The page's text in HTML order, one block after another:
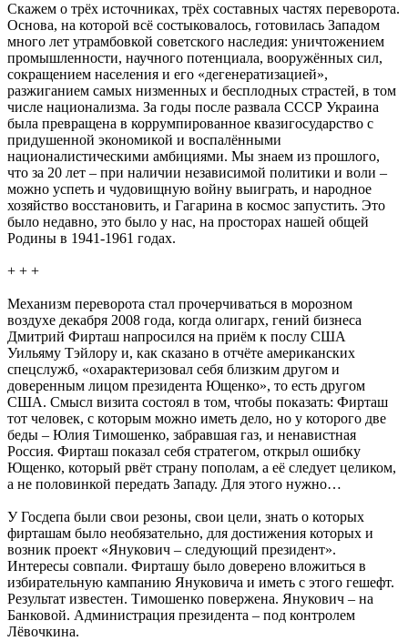
Скажем о трёх источниках, трёх составных частях переворота.
Основа, на которой всё состыковалось, готовилась Западом
много лет утрамбовкой советского наследия: уничтожением
промышленности, научного потенциала, вооружённых сил,
сокращением населения и его «дегенератизацией»,
разжиганием самых низменных и бесплодных страстей, в том
числе национализма. За годы после развала СССР Украина
была превращена в коррумпированное квазигосударство с
придушенной экономикой и воспалёнными
националистическими амбициями. Мы знаем из прошлого,
что за 20 лет – при наличии независимой политики и воли –
можно успеть и чудовищную войну выиграть, и народное
хозяйство восстановить, и Гагарина в космос запустить. Это
было недавно, это было у нас, на просторах нашей общей
Родины в 1941-1961 годах.
+ + +
Механизм переворота стал прочерчиваться в морозном
воздухе декабря 2008 года, когда олигарх, гений бизнеса
Дмитрий Фирташ напросился на приём к послу США
Уильяму Тэйлору и, как сказано в отчёте американских
спецслужб, «охарактеризовал себя близким другом и
доверенным лицом президента Ющенко», то есть другом
США. Смысл визита состоял в том, чтобы показать: Фирташ
тот человек, с которым можно иметь дело, но у которого две
беды – Юлия Тимошенко, забравшая газ, и ненавистная
Россия. Фирташ показал себя стратегом, открыл ошибку
Ющенко, который рвёт страну пополам, а её следует целиком,
а не половинкой передать Западу. Для этого нужно…
У Госдепа были свои резоны, свои цели, знать о которых
фирташам было необязательно, для достижения которых и
возник проект «Янукович – следующий президент».
Интересы совпали. Фирташу было доверено вложиться в
избирательную кампанию Януковича и иметь с этого гешефт.
Результат известен. Тимошенко повержена. Янукович – на
Банковой. Администрация президента – под контролем
Лёвочкина.